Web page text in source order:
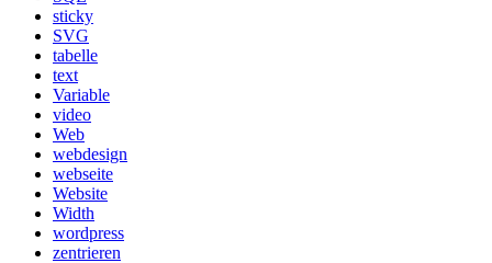
sticky
SVG
tabelle
text
Variable
video
Web
webdesign
webseite
Website
Width
wordpress
zentrieren